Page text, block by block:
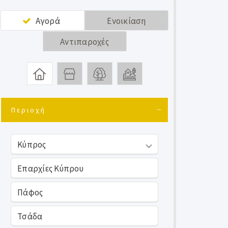
Αγορά
Ενοικίαση
Αντιπαροχές
Περιοχή